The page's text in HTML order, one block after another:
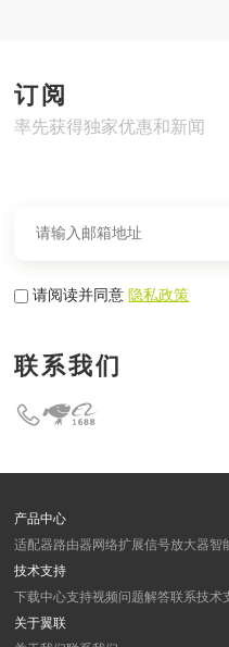
订阅
率先获得独家优惠和新闻
请阅读并同意隐私政策
联系我们
产品中心
适配器路由器 网络扩展信号放大器智
技术支持
下载中心支持视频问题解答联系技术
关于翼联